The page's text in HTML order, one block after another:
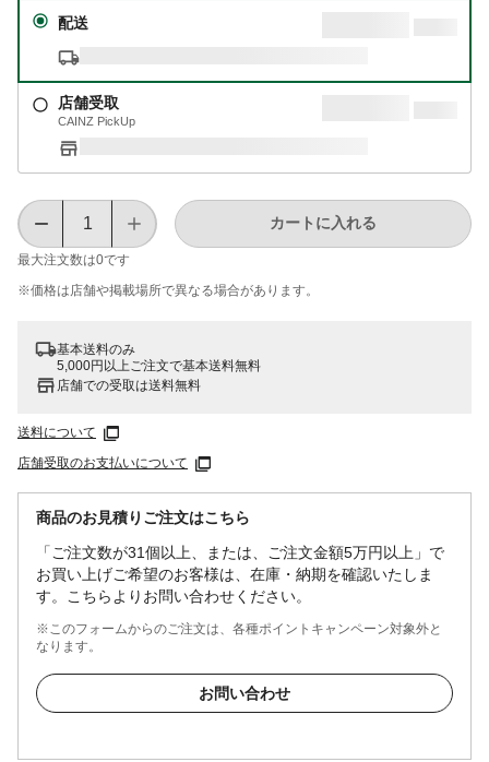
配送
店舗受取
CAINZ PickUp
最大注文数は0です
カートに入れる
※価格は​店舗や​掲載場所で​異なる​場合が​あります。
基本送料のみ
5,000円以上ご注文で基本送料無料
店舗での受取は送料無料
送料について
店舗受取のお支払いについて
商品のお見積りご注文はこちら
「ご注文数が31個以上、または、ご注文金額5万円以上」で
お買い上げご希望のお客様は、在庫・納期を確認いたしま
す。こちらよりお問い合わせください。
※このフォームからのご注文は、各種ポイントキャンペーン対象外と
なります。
お問い合わせ